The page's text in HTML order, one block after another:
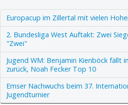
Europacup im Zillertal mit vielen
2. Bundesliga West Auftakt: Zwei
"Zwei"
Jugend WM: Benjamin Kienböck fällt
zurück, Noah Fecker Top 10
Emser Nachwuchs beim 37.
Jugendturnier